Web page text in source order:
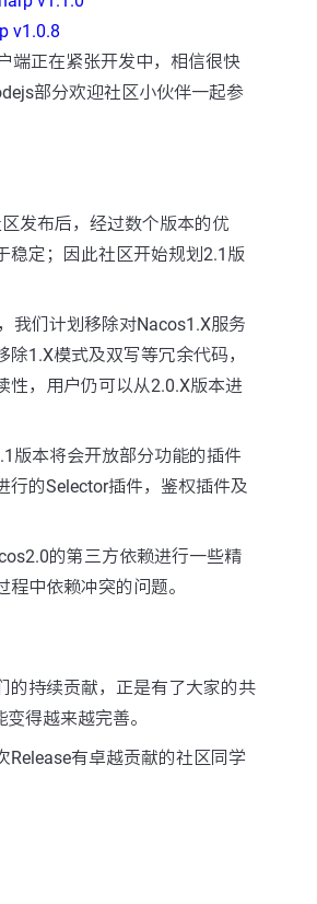
v1.0.8
端正在紧张开发中，相信很快
部分欢迎社区小伙伴一起参
发布后，经过数个版本的优
稳定；因此社区开始规划2.1版
我们计划移除对Nacos1.X服务
1.X模式及双写等冗余代码，
性，用户仍可以从2.0.X版本进
版本将会开放部分功能的插件
行的Selector插件，鉴权插件及
的第三方依赖进行一些精
中依赖冲突的问题。
的持续贡献，正是有了大家的共
得越来越完善。
Release有卓越贡献的社区同学